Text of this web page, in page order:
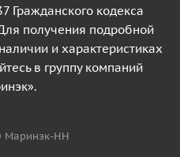
Гражданского кодекса
получения подробной
и характеристиках
в группу компаний
НН